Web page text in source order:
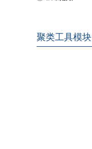
聚类工具模块